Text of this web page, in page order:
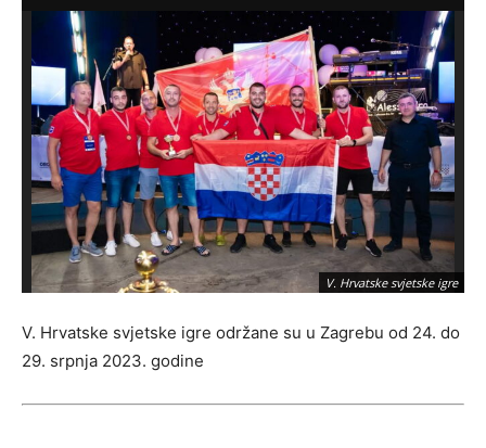
V. Hrvatske svjetske igre
V. Hrvatske svjetske igre održane su u Zagrebu od 24. do
29. srpnja 2023. godine